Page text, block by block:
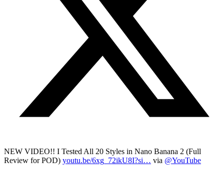
NEW VIDEO!! I Tested All 20 Styles in Nano Banana 2 (Full
Review for POD) youtu.be/6xg_72ikU8I?si… via @YouTube